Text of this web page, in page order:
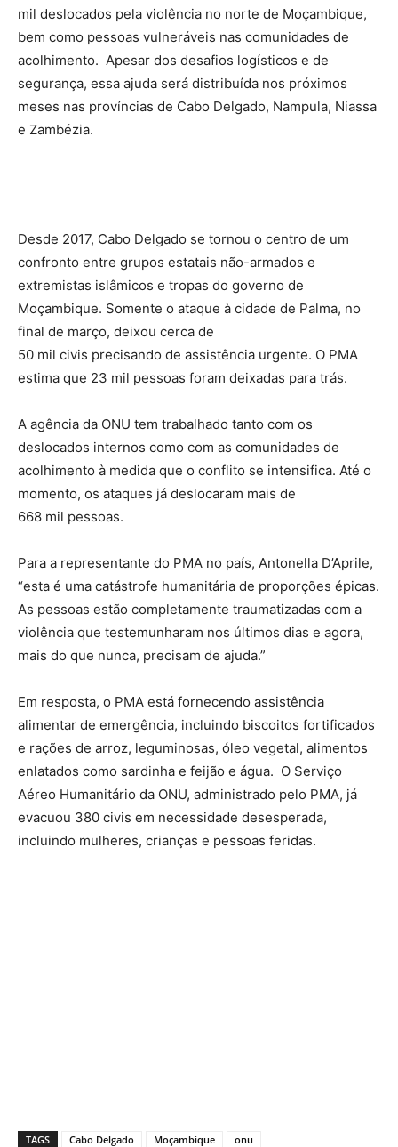
mil deslocados pela violência no norte de Moçambique,
bem como pessoas vulneráveis nas comunidades de
acolhimento. Apesar dos desafios logísticos e de
segurança, essa ajuda será distribuída nos próximos
meses nas províncias de Cabo Delgado, Nampula, Niassa
e Zambézia.
Desde 2017, Cabo Delgado se tornou o centro de um
confronto entre grupos estatais não-armados e
extremistas islâmicos e tropas do governo de
Moçambique. Somente o ataque à cidade de Palma, no
final de março, deixou cerca de
50 mil civis precisando de assistência urgente. O PMA
estima que 23 mil pessoas foram deixadas para trás.
A agência da ONU tem trabalhado tanto com os
deslocados internos como com as comunidades de
acolhimento à medida que o conflito se intensifica. Até o
momento, os ataques já deslocaram mais de
668 mil pessoas.
Para a representante do PMA no país, Antonella D’Aprile,
“esta é uma catástrofe humanitária de proporções épicas.
As pessoas estão completamente traumatizadas com a
violência que testemunharam nos últimos dias e agora,
mais do que nunca, precisam de ajuda.”
Em resposta, o PMA está fornecendo assistência
alimentar de emergência, incluindo biscoitos fortificados
e rações de arroz, leguminosas, óleo vegetal, alimentos
enlatados como sardinha e feijão e água. O Serviço
Aéreo Humanitário da ONU, administrado pelo PMA, já
evacuou 380 civis em necessidade desesperada,
incluindo mulheres, crianças e pessoas feridas.
TAGS Cabo Delgado Moçambique onu